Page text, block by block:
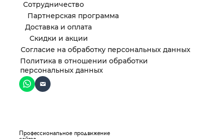
Сотрудничество
Партнерская программа
Доставка и оплата
Скидки и акции
Согласие на обработку персональных данных
Политика в отношении обработки
персональных данных
Профессиональное продвижение